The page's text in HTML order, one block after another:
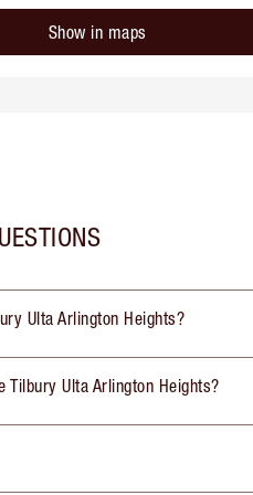
Show in maps
Ulta Arlington Heights?
Ulta Arlington Heights?